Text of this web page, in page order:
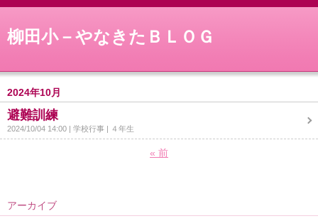
柳田小－やなきたＢＬＯＧ
2024年10月
避難訓練
2024/10/04 14:00 学校行事 ４年生
« 前
アーカイブ